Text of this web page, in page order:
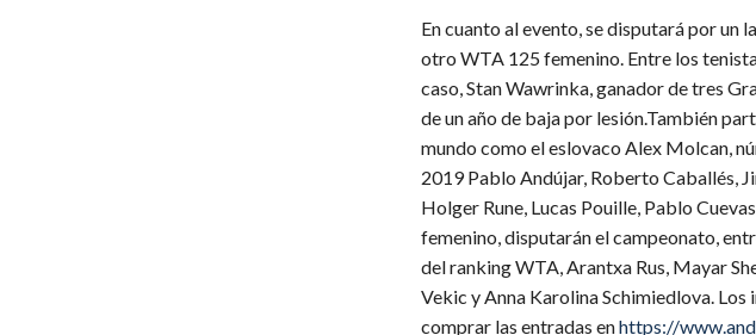
​En cuanto al evento, se disputará por un
otro WTA 125 femenino. Entre los
caso, Stan Wawrinka, ganador de tres
de un año de baja por lesión.También
mundo como el eslovaco Alex Molcan,
2019 Pablo Andújar, Roberto Caballés,
Holger Rune, Lucas Pouille, Pablo
femenino, disputarán el campeonato,
del ranking WTA, Arantxa Rus, Mayar
Vekic y Anna Karolina Schimiedlova.
comprar las entradas enhttps://